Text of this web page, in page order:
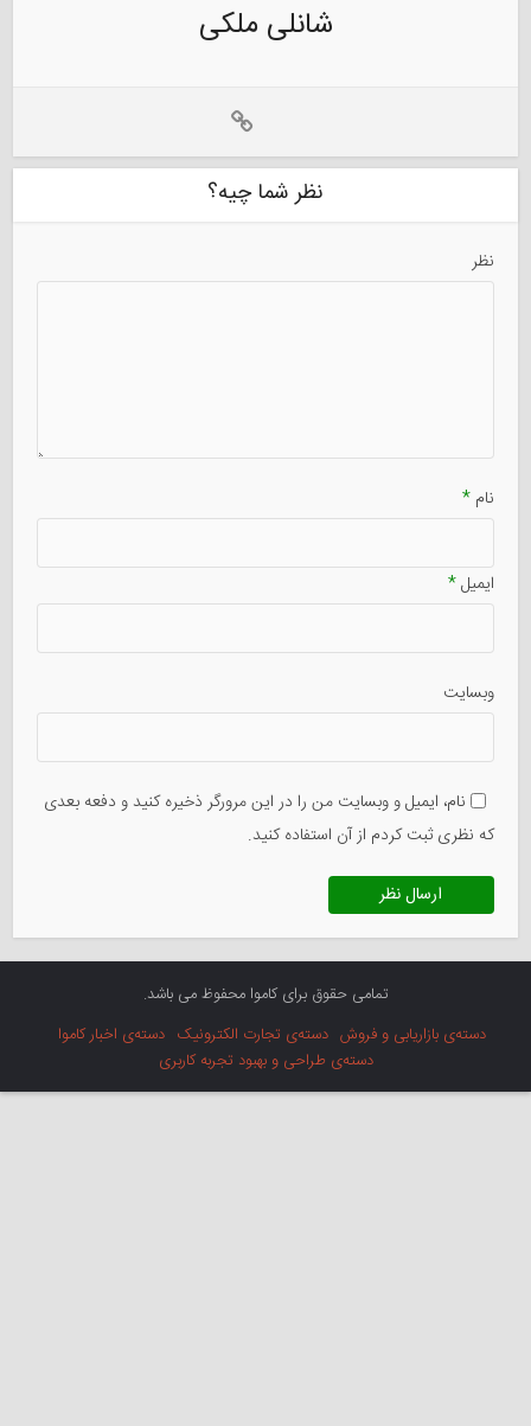
شانلی ملکی
نظر شما چیه؟
نظر
نام*
ایمیل*
وبسایت
نام، ایمیل و وبسایت من را در این مرورگر ذخیره کنید و دفعه بعدی
که نظری ثبت کردم از آن استفاده کنید.
تمامی حقوق برای کاموا محفوظ می باشد.
دسته‌ی بازاریابی و فروش دسته‌ی تجارت الکترونیک دسته‌ی اخبار کاموا
دسته‌ی طراحی و بهبود تجربه کاربری